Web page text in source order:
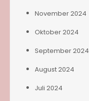
November 2024
Oktober 2024
September 2024
August 2024
Juli 2024